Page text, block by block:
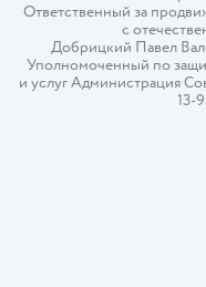
Ответственный за
с
Добрицкий Павел
Уполномоченный по
и услуг Администрация
13-